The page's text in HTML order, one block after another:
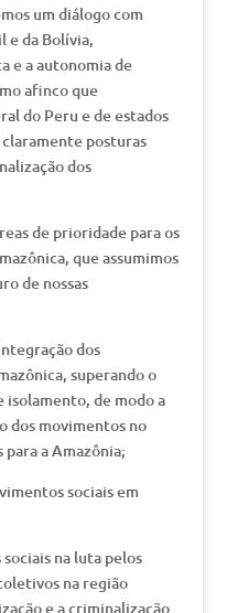
um diálogo com
e da Bolívia,
e a autonomia de
afinco que
do Peru e de estados
posturas
dos
de prioridade para os
que assumimos
de nossas
dos
superando o
de modo a
dos movimentos no
a Amazônia;
sociais em
na luta pelos
na região
e a criminalização